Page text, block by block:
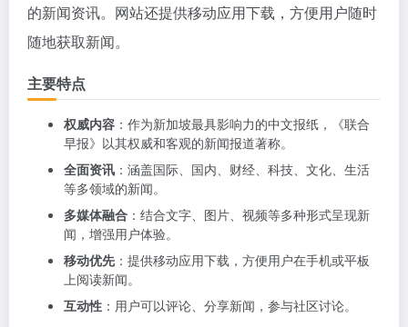
的新闻资讯。网站还提供移动应用下载，方便用户随时
随地获取新闻。
主要特点
权威内容 ：作为新加坡最具影响力的中文报纸，《联合
早报》以其权威和客观的新闻报道著称。
全面资讯 ：涵盖国际、国内、财经、科技、文化、生活
等多领域的新闻。
多媒体融合 ：结合文字、图片、视频等多种形式呈现新
闻，增强用户体验。
移动优先 ：提供移动应用下载，方便用户在手机或平板
上阅读新闻。
互动性 ：用户可以评论、分享新闻，参与社区讨论。